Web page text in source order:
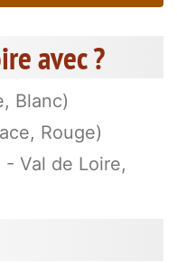
avec ?
Blanc)
Rouge)
- Val de Loire,